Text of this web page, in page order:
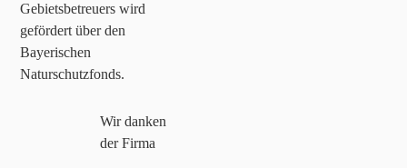
Gebietsbetreuers wird
gefördert über den
Bayerischen
Naturschutzfonds.
Wir danken
der Firma